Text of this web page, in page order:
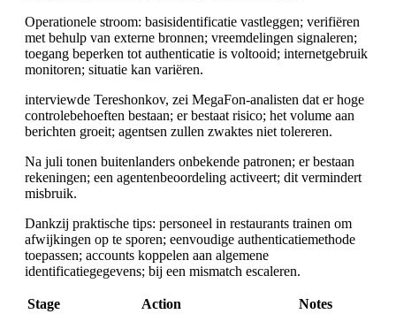
Operationele stroom: basisidentificatie vastleggen; verifiëren
met behulp van externe bronnen; vreemdelingen signaleren;
toegang beperken tot authenticatie is voltooid; internetgebruik
monitoren; situatie kan variëren.
interviewde Tereshonkov, zei MegaFon-analisten dat er hoge
controlebehoeften bestaan; er bestaat risico; het volume aan
berichten groeit; agentsen zullen zwaktes niet tolereren.
Na juli tonen buitenlanders onbekende patronen; er bestaan
rekeningen; een agentenbeoordeling activeert; dit vermindert
misbruik.
Dankzij praktische tips: personeel in restaurants trainen om
afwijkingen op te sporen; eenvoudige authenticatiemethode
toepassen; accounts koppelen aan algemene
identificatiegegevens; bij een mismatch escaleren.
Stage Action Notes